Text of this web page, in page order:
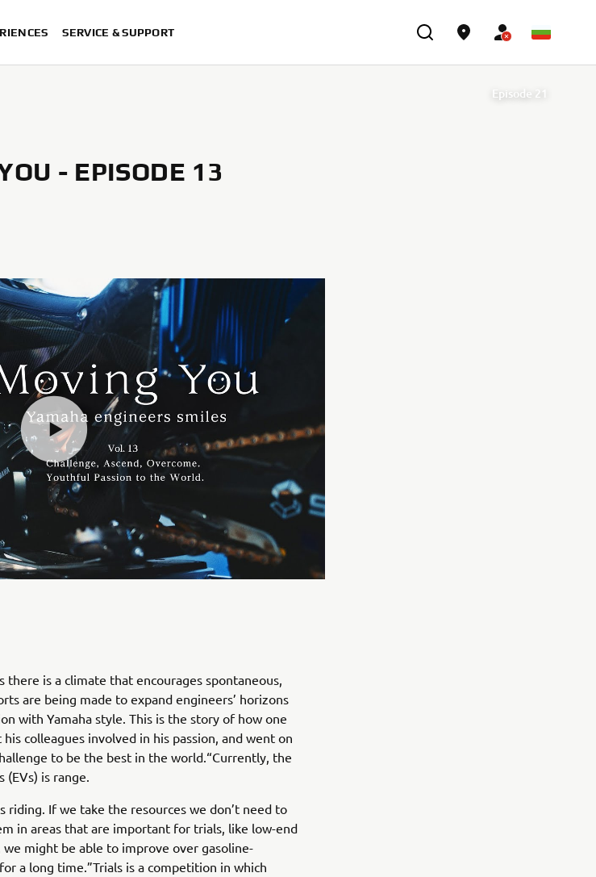
SERVICE & SUPPORT
Episode 21
- EPISODE 13
there is a climate that encourages spontaneous,
are being made to expand engineers’ horizons
with Yamaha style. This is the story of how one
colleagues involved in his passion, and went on
to be the best in the world.“Currently, the
(EVs) is range.
riding. If we take the resources we don’t need to
in areas that are important for trials, like low-end
might be able to improve over gasoline-
a long time.”Trials is a competition in which